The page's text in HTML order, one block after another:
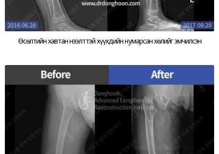
Өсөлтийн хавтан нээлттэй хүүхдийн нумарсан хөлийг эмчилсэн